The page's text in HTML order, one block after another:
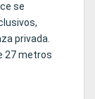
se
privada.
27 metros